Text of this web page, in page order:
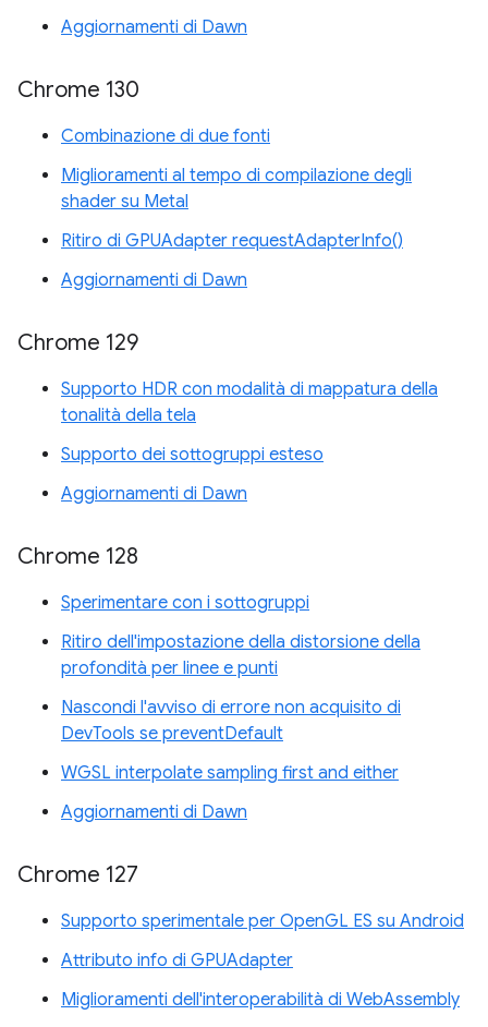
Aggiornamenti di Dawn
Chrome 130
Combinazione di due fonti
Miglioramenti al tempo di compilazione degli
shader su Metal
Ritiro di GPUAdapter requestAdapterInfo()
Aggiornamenti di Dawn
Chrome 129
Supporto HDR con modalità di mappatura della
tonalità della tela
Supporto dei sottogruppi esteso
Aggiornamenti di Dawn
Chrome 128
Sperimentare con i sottogruppi
Ritiro dell'impostazione della distorsione della
profondità per linee e punti
Nascondi l'avviso di errore non acquisito di
DevTools se preventDefault
WGSL interpolate sampling first and either
Aggiornamenti di Dawn
Chrome 127
Supporto sperimentale per OpenGL ES su Android
Attributo info di GPUAdapter
Miglioramenti dell'interoperabilità di WebAssembly